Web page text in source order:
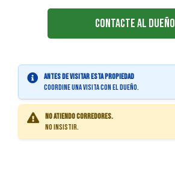
Contacte al Dueño
Antes de visitar esta propiedad
coordine una visita con el dueño.
No atiendo corredores.
No insistir.